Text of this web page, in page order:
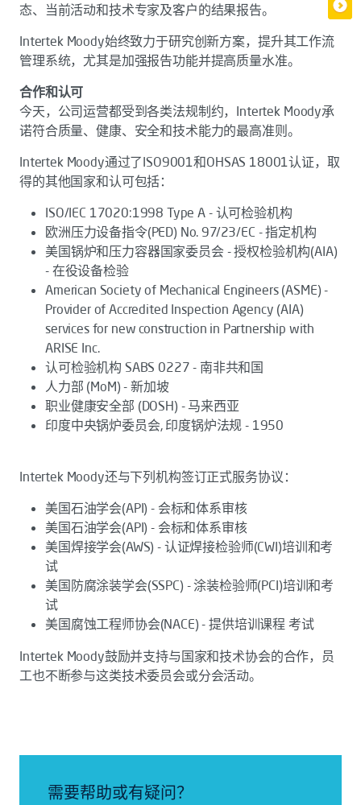
态、当前活动和技术专家及客户的结果报告。
Intertek Moody始终致力于研究创新方案，提升其工作流
管理系统，尤其是加强报告功能并提高质量水准。
合作和认可
今天，公司运营都受到各类法规制约，Intertek Moody承
诺符合质量、健康、安全和技术能力的最高准则。
Intertek Moody通过了ISO9001和OHSAS 18001认证，取
得的其他国家和认可包括：
ISO/IEC 17020:1998 Type A - 认可检验机构
欧洲压力设备指令(PED) No. 97/23/EC - 指定机构
美国锅炉和压力容器国家委员会 - 授权检验机构(AIA)
- 在役设备检验
American Society of Mechanical Engineers (ASME) -
Provider of Accredited Inspection Agency (AIA)
services for new construction in Partnership with
ARISE Inc.
认可检验机构 SABS 0227 - 南非共和国
人力部 (MoM) - 新加坡
职业健康安全部 (DOSH) - 马来西亚
印度中央锅炉委员会, 印度锅炉法规 - 1950
Intertek Moody还与下列机构签订正式服务协议：
美国石油学会(API) - 会标和体系审核
美国石油学会(API) - 会标和体系审核
美国焊接学会(AWS) - 认证焊接检验师(CWI)培训和考
试
美国防腐涂装学会(SSPC) - 涂装检验师(PCI)培训和考
试
美国腐蚀工程师协会(NACE) - 提供培训课程 考试
Intertek Moody鼓励并支持与国家和技术协会的合作，员
工也不断参与这类技术委员会或分会活动。
需要帮助或有疑问？